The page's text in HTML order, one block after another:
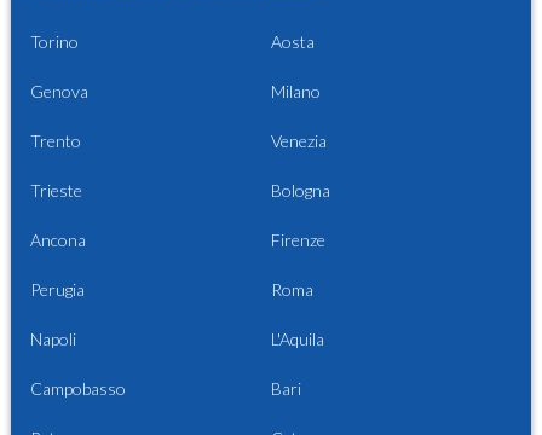
Torino Aosta
Genova Milano
Trento Venezia
Trieste Bologna
Ancona Firenze
Perugia Roma
Napoli L'Aquila
Campobasso Bari